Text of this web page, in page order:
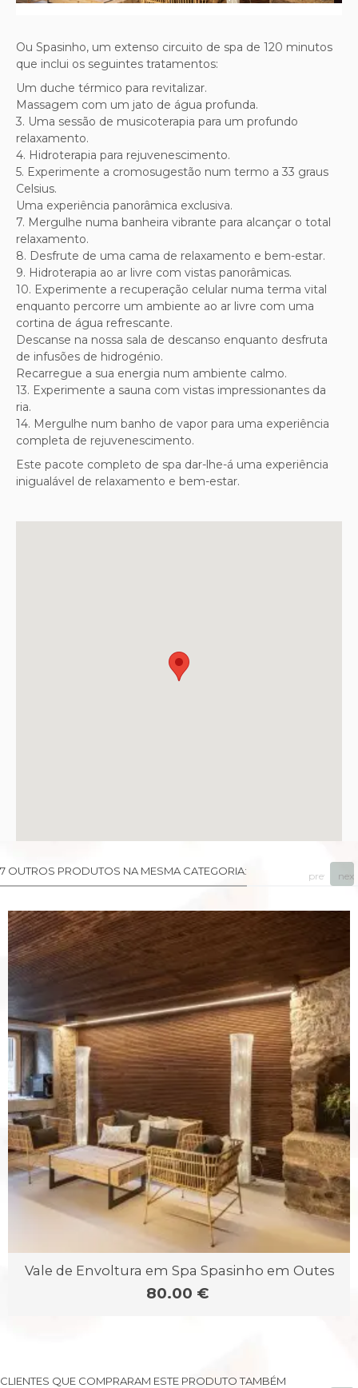
Ou Spasinho, um extenso circuito de spa de 120 minutos
que inclui os seguintes tratamentos:
Um duche térmico para revitalizar.
Massagem com um jato de água profunda.
3. Uma sessão de musicoterapia para um profundo
relaxamento.
4. Hidroterapia para rejuvenescimento.
5. Experimente a cromosugestão num termo a 33 graus
Celsius.
Uma experiência panorâmica exclusiva.
7. Mergulhe numa banheira vibrante para alcançar o total
relaxamento.
8. Desfrute de uma cama de relaxamento e bem-estar.
9. Hidroterapia ao ar livre com vistas panorâmicas.
10. Experimente a recuperação celular numa terma vital
enquanto percorre um ambiente ao ar livre com uma
cortina de água refrescante.
Descanse na nossa sala de descanso enquanto desfruta
de infusões de hidrogénio.
Recarregue a sua energia num ambiente calmo.
13. Experimente a sauna com vistas impressionantes da
ria.
14. Mergulhe num banho de vapor para uma experiência
completa de rejuvenescimento.
Este pacote completo de spa dar-lhe-á uma experiência
inigualável de relaxamento e bem-estar.
7 OUTROS PRODUTOS NA MESMA CATEGORIA:
Vale de Envoltura em Spa Spasinho em Outes
80.00 €
prev next
CLIENTES QUE COMPRARAM ESTE PRODUTO TAMBÉM